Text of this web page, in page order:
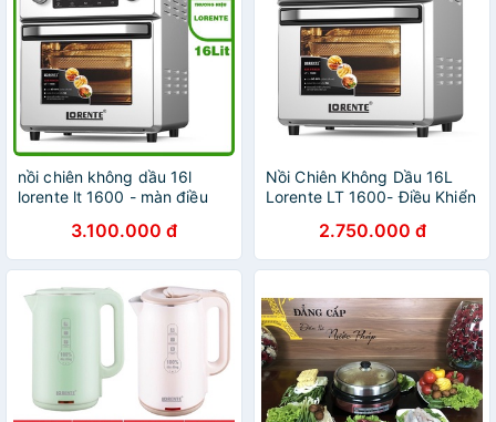
nồi chiên không dầu 16l
lorente lt 1600 - màn điều
đặt sẵn3.100.000 đ
Nồi Chiên Không Dầu 16L
Lorente LT 1600- Điều Khiển
2.750.000 đ